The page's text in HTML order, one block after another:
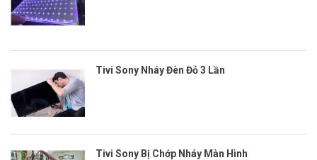
Tivi Sony Nháy Đèn Đỏ 3 Lần
Tivi Sony Bị Chớp Nháy Màn Hình